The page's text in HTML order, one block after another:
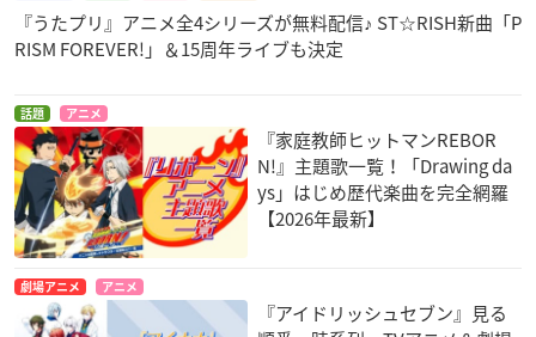
『うたプリ』アニメ全4シリーズが無料配信♪ ST☆RISH新曲「P
RISM FOREVER!」＆15周年ライブも決定
話題 アニメ
『家庭教師ヒットマンREBOR
N!』主題歌一覧！「Drawing da
ys」はじめ歴代楽曲を完全網羅
【2026年最新】
劇場アニメ アニメ
『アイドリッシュセブン』見る